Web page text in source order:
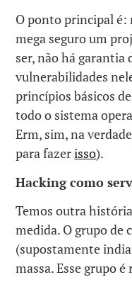
O ponto principal é:
mega seguro um
ser, não há garantia
vulnerabilidades
princípios básicos
todo o sistema
Erm, sim, na
para fazerisso).
Hacking como
Temos outra
medida. O grupo
(supostamente
massa. Esse grupo